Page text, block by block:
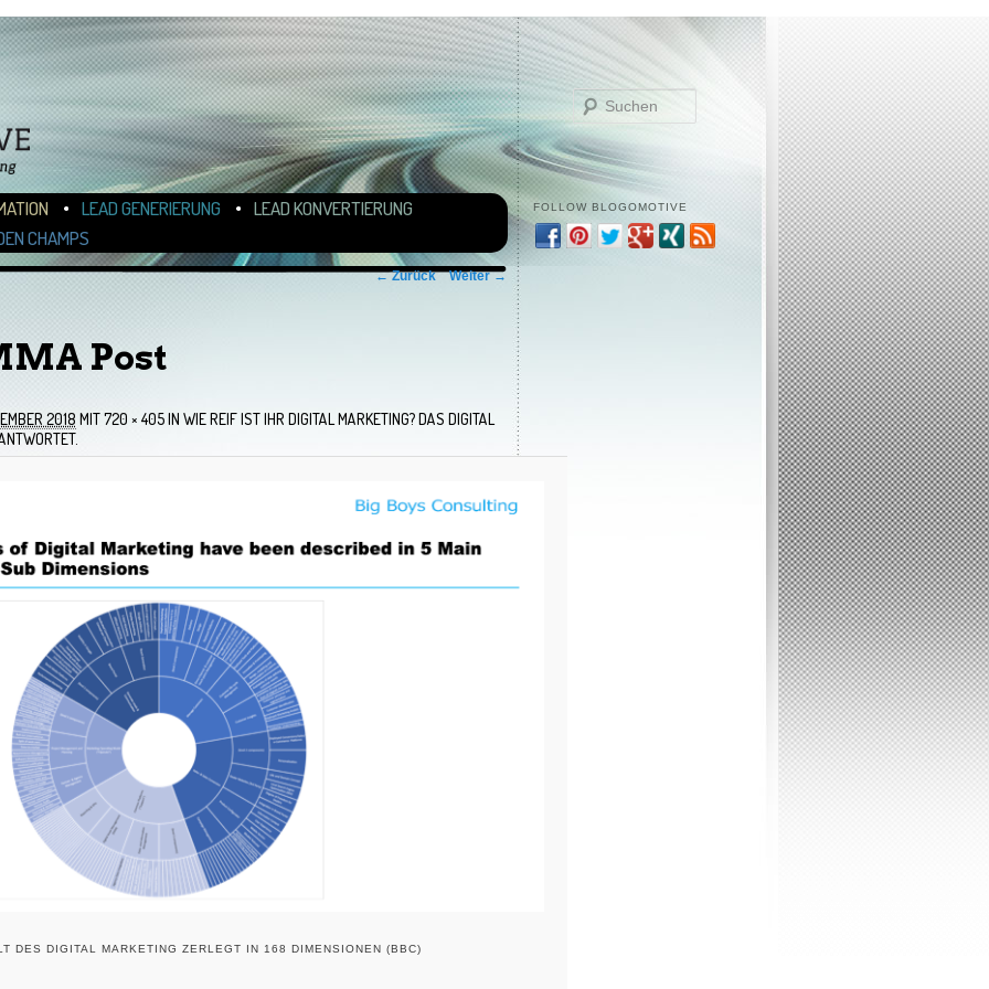
WECHSELNLEAD GENERIERUNG
LEAD KONVERTIERUNG
CHAMPS
FOLLOW BLOGOMOTIVE
← Zurück Weiter →
Post
2018 MIT720 × 405IN WIE REIF IST IHR DIGITAL MARKETING? DAS DIGITAL
DES DIGITAL MARKETING ZERLEGT IN 168 DIMENSIONEN (BBC)